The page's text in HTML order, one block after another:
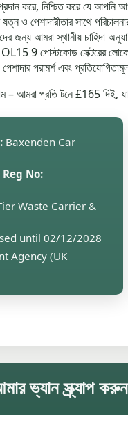
প্রদান করে, নিশ্চিত করে যে
কার যত্ন ও পেশাদারীতার
জন্য আমরা স্থানীয় চাহিদা
9 পোস্টকোড সেক্টরের
পেশাদার পরামর্শ এবং
– আমরা প্রতি টনে £165
Baxenden Car
No:
Waste Carrier &
until 02/12/2028
Agency (UK
স্ক্র্যাপ করুন